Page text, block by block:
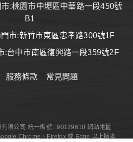
:桃園市中壢區中華路一段450號
B1
市:新竹市東區忠孝路300號1F
:台中市南區復興路一段359號2F
服務條款 常見問題
限公司 統一編號 : 90129610 網站地圖
Chrome、Firefox 或 Edge 以上版本